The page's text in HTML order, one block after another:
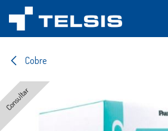
Ir al contenido
Cobre
Consultar
Consultar